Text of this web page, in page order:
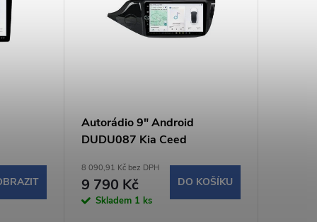
Autorádio 9" Android
DUDU087 Kia Ceed
8 090,91 Kč bez DPH
9 790 Kč
Skladem 1 ks
DO KOŠÍKU